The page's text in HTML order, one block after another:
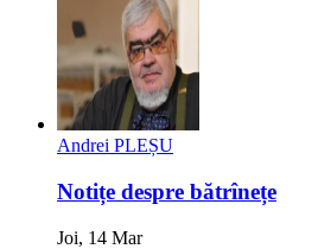
Andrei PLEȘU
Notițe despre bătrînețe
Joi, 14 Mar